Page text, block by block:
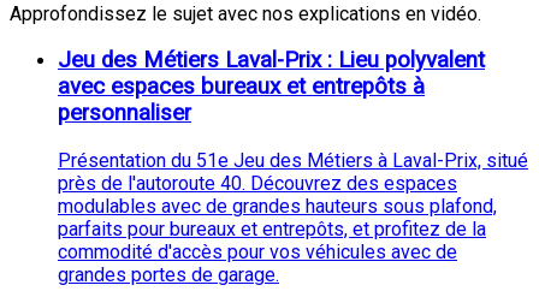
Approfondissez le sujet avec nos explications en vidéo.
Jeu des Métiers Laval-Prix : Lieu polyvalent
avec espaces bureaux et entrepôts à
personnaliser
Présentation du 51e Jeu des Métiers à Laval-Prix, situé
près de l'autoroute 40. Découvrez des espaces
modulables avec de grandes hauteurs sous plafond,
parfaits pour bureaux et entrepôts, et profitez de la
commodité d'accès pour vos véhicules avec de
grandes portes de garage.